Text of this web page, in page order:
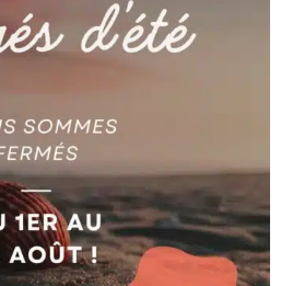
AGIE
ECROU BUSE 40
AG590180683